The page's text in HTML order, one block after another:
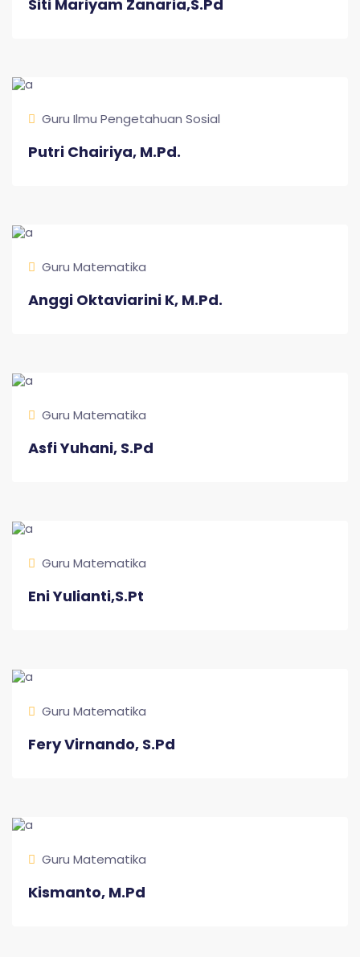
Siti Mariyam Zanaria,S.Pd
Guru Ilmu Pengetahuan Sosial
Putri Chairiya, M.Pd.
Guru Matematika
Anggi Oktaviarini K, M.Pd.
Guru Matematika
Asfi Yuhani, S.Pd
Guru Matematika
Eni Yulianti,S.Pt
Guru Matematika
Fery Virnando, S.Pd
Guru Matematika
Kismanto, M.Pd